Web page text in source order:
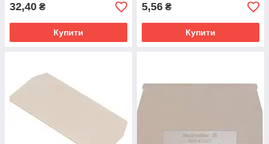
32,40 ₴
Купити
5,56 ₴
Купити